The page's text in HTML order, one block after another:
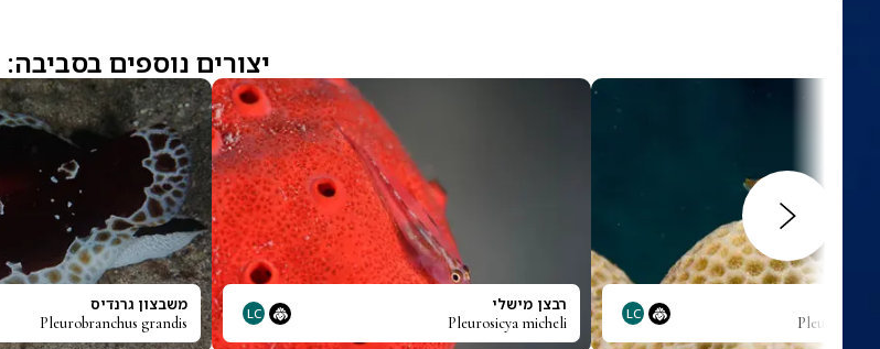
יצורים נוספים בסביבה:
Pleurosicya
LC רבצן מישלי
Pleurosicya micheli
LC משבצון גרנדיס
Pleurobranchus grandis